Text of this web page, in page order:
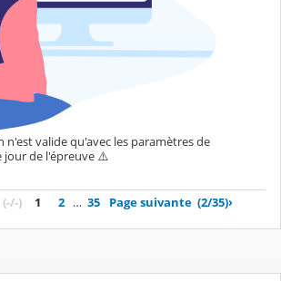
n'est valide qu'avec les paramètres de
jour de l'épreuve ⚠️
(-/-) 1 2 … 35 Page suivante (2/35)›